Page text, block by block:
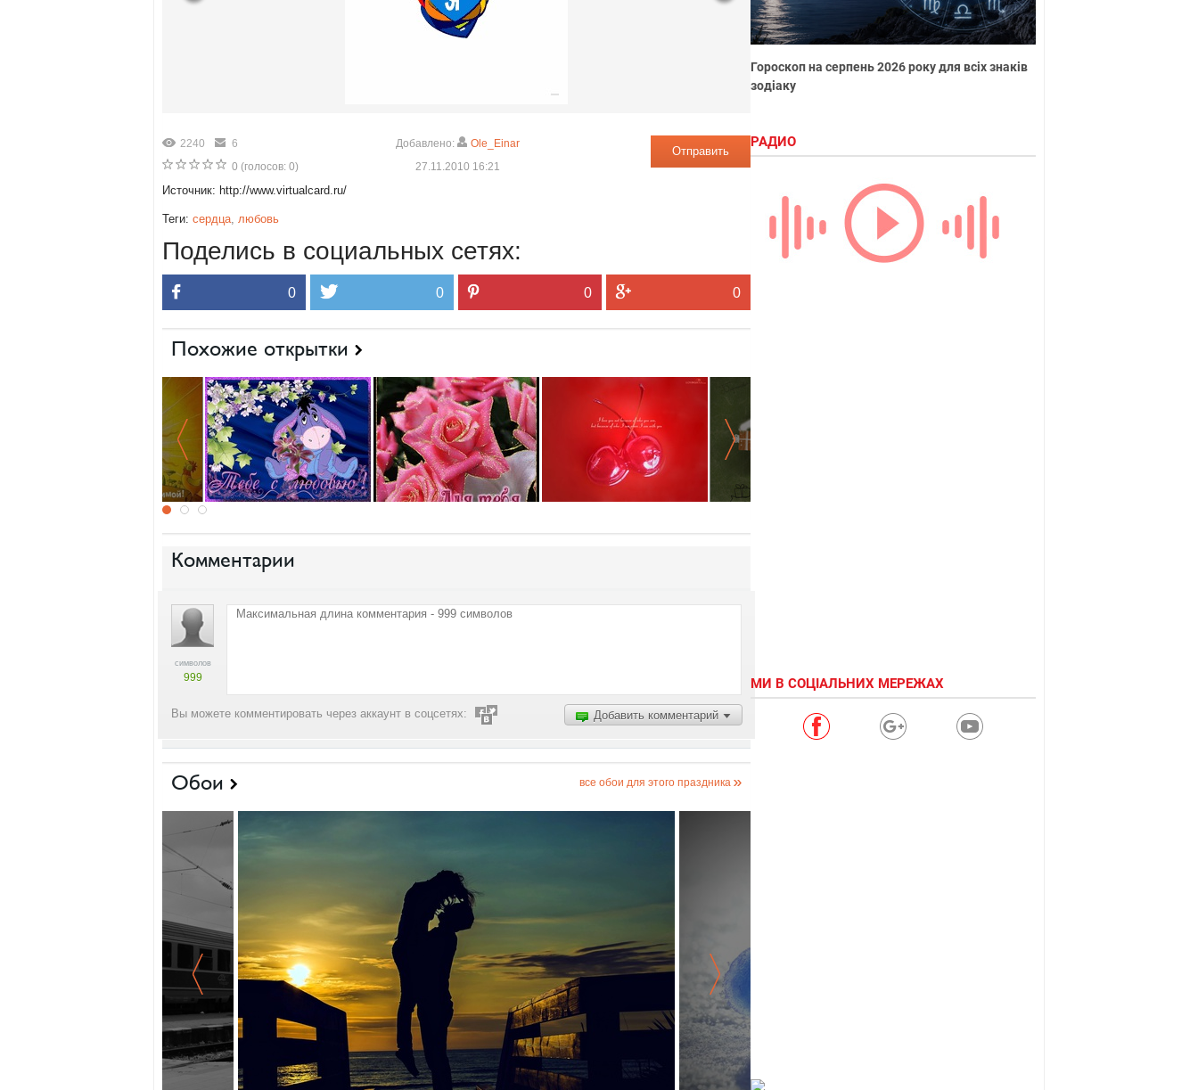
2240
6
0 (голосов: 0)
Отправить
Добавлено:
Ole_Einar
27.11.2010 16:21
Источник: http://www.virtualcard.ru/
Теги: сердца, любовь
Поделись в социальных сетях:
0 0 0 0
Похожие открытки
Комментарии
символов
999
Добавить комментарий
Вы можете комментировать через аккаунт в соцсетях:
Обои все обои для этого праздника
Гороскоп на серпень 2026 року для всіх знаків
зодіаку
РАДИО
МИ В СОЦІАЛЬНИХ МЕРЕЖАХ